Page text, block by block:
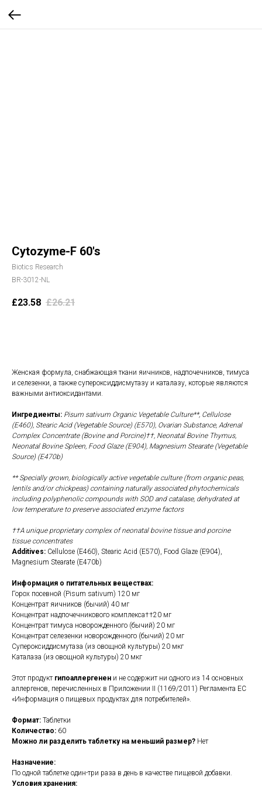
Cytozyme-F 60's
Biotics Research
BR-3012-NL
£23.58 £26.21
Женская формула, снабжающая ткани яичников, надпочечников, тимуса
и селезенки, а также супероксиддисмутазу и каталазу, которые являются
важными антиоксидантами.
Ингредиенты: Pisum sativum Organic Vegetable Culture**, Cellulose
(E460), Stearic Acid (Vegetable Source) (E570), Ovarian Substance, Adrenal
Complex Concentrate (Bovine and Porcine)††, Neonatal Bovine Thymus,
Neonatal Bovine Spleen, Food Glaze (E904), Magnesium Stearate (Vegetable
Source) (E470b)
** Specially grown, biologically active vegetable culture (from organic peas,
lentils and/or chickpeas) containing naturally associated phytochemicals
including polyphenolic compounds with SOD and catalase, dehydrated at
low temperature to preserve associated enzyme factors
††A unique proprietary complex of neonatal bovine tissue and porcine
tissue concentrates
Additives: Cellulose (E460), Stearic Acid (E570), Food Glaze (E904),
Magnesium Stearate (E470b)
Информация о питательных веществах:
Горох посевной (Pisum sativum) 120 мг
Концентрат яичников (бычий) 40 мг
Концентрат надпочечникового комплекса††20 мг
Концентрат тимуса новорожденного (бычий) 20 мг
Концентрат селезенки новорожденного (бычий) 20 мг
Супероксиддисмутаза (из овощной культуры) 20 мкг
Каталаза (из овощной культуры) 20 мкг
Этот продукт гипоаллергенен и не содержит ни одного из 14 основных
аллергенов, перечисленных в Приложении II (1169/2011) Регламента ЕС
«Информация о пищевых продуктах для потребителей».
Формат: Таблетки
Количество: 60
Можно ли разделить таблетку на меньший размер? Нет
Назначение:
По одной таблетке один-три раза в день в качестве пищевой добавки.
Условия хранения: